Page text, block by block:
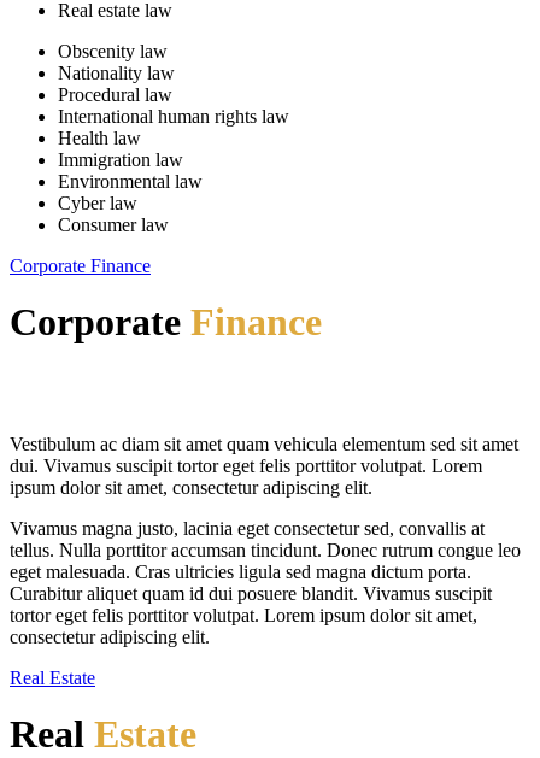
Real estate law
Obscenity law
Nationality law
Procedural law
International human rights law
Health law
Immigration law
Environmental law
Cyber law
Consumer law
Corporate Finance
Corporate Finance
Vestibulum ac diam sit amet quam vehicula elementum sed sit amet
dui. Vivamus suscipit tortor eget felis porttitor volutpat. Lorem
ipsum dolor sit amet, consectetur adipiscing elit.
Vivamus magna justo, lacinia eget consectetur sed, convallis at
tellus. Nulla porttitor accumsan tincidunt. Donec rutrum congue leo
eget malesuada. Cras ultricies ligula sed magna dictum porta.
Curabitur aliquet quam id dui posuere blandit. Vivamus suscipit
tortor eget felis porttitor volutpat. Lorem ipsum dolor sit amet,
consectetur adipiscing elit.
Real Estate
Real Estate